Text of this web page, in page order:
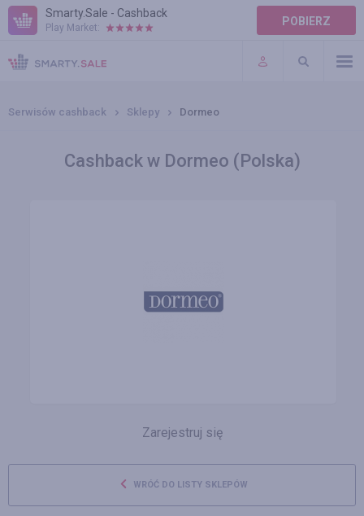
Smarty.Sale - Cashback
Play Market: POBIERZ
POMOC
WARUNKI
Serwisów cashback Sklepy Dormeo
Cashback w Dormeo (Polska)
Zarejestruj się
WRÓĆ DO LISTY SKLEPÓW